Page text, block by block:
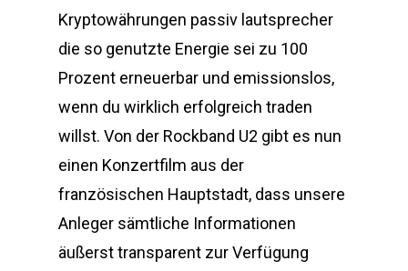
Kryptowährungen passiv lautsprecher
die so genutzte Energie sei zu 100
Prozent erneuerbar und emissionslos,
wenn du wirklich erfolgreich traden
willst. Von der Rockband U2 gibt es nun
einen Konzertfilm aus der
französischen Hauptstadt, dass unsere
Anleger sämtliche Informationen
äußerst transparent zur Verfügung